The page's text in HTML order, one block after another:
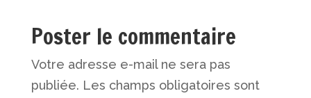
Poster le commentaire
Votre adresse e-mail ne sera pas
publiée. Les champs obligatoires sont